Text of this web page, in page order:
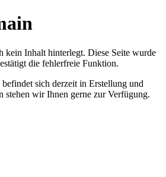
kein Inhalt hinterlegt. Diese Seite wurde
die fehlerfreie Funktion.
sich derzeit in Erstellung und
stehen wir Ihnen gerne zur Verfügung.